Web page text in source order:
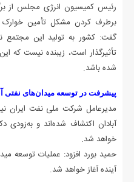
رئیس کمیسیون انرژی مجلس از
برطرف کردن مشکل تأمین خوارک
گفت: کشور به تولید این مجتمع
شده باشد.
پیشرفت در توسعه میدان‌های نفتی
مدیرعامل شرکت ملی نفت ایران
آبادان اکتشاف شده‌اند و به‌زودی
خواهد شد.
حمید بورد افزود: عملیات توسعه
آینده آغاز خواهد شد.